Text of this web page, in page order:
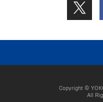
Copyright ©
All